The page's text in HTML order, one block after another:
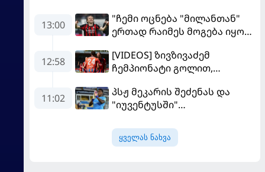
13:00
"ჩემი ოცნება "მილანთან"
ერთად რაიმეს მოგება იყო" -
თავის მისიაზე ისაუბრა
12:58
[VIDEOS] ზივზივაძემ
ჩემპიონატი გოლით,
გამარჯვებით დაიწყო
11:02
პსჟ მეკარის შეძენას და
"იუვენტუსში"
ყველას ნახვა